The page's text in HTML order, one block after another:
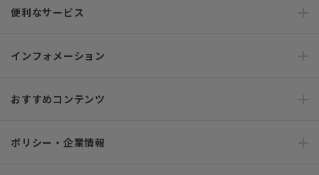
便利なサービス
インフォメーション
おすすめコンテンツ
ポリシー・企業情報